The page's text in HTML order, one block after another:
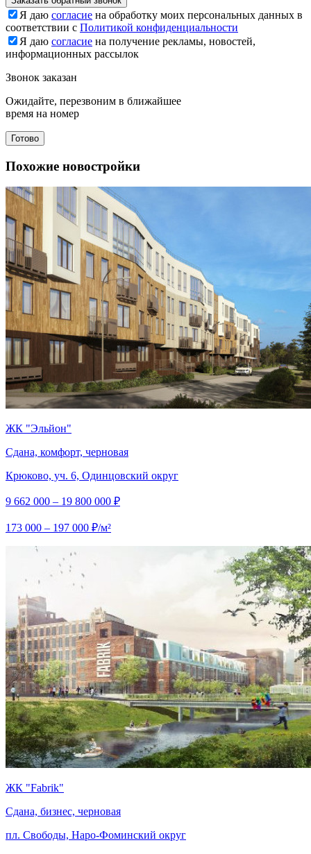
Я даю согласие на обработку моих персональных данных в
соответствии с Политикой конфиденциальности
Я даю согласие на получение рекламы, новостей,
информационных рассылок
Звонок заказан
Ожидайте, перезвоним в ближайшее
время на номер
Готово
Похожие новостройки
ЖК "Эльйон"
Сдана, комфорт, черновая
Крюково, уч. 6, Одинцовский округ
9 662 000 – 19 800 000 ₽
173 000 – 197 000 ₽/м²
ЖК "Fabrik"
Сдана, бизнес, черновая
пл. Свободы, Наро-Фоминский округ